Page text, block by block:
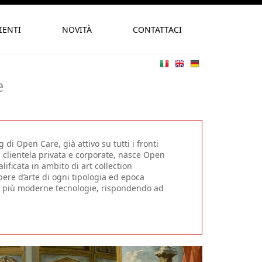
NOVITÀ CONTATTACI
di Open Care, già attivo su tutti i fronti
privata e corporate, nasce Open
in ambito di art collection
d’arte di ogni tipologia ed epoca
moderne tecnologie, rispondendo ad